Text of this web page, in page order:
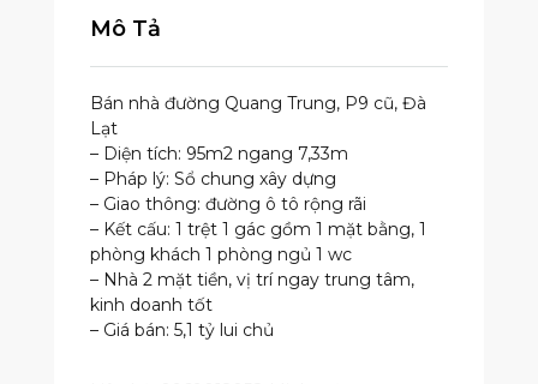
Mô Tả
Bán nhà đường Quang Trung, P9 cũ, Đà
Lạt
– Diện tích: 95m2 ngang 7,33m
– Pháp lý: Sổ chung xây dựng
– Giao thông: đường ô tô rộng rãi
– Kết cấu: 1 trệt 1 gác gồm 1 mặt bằng, 1
phòng khách 1 phòng ngủ 1 wc
– Nhà 2 mặt tiền, vị trí ngay trung tâm,
kinh doanh tốt
– Giá bán: 5,1 tỷ lui chủ​